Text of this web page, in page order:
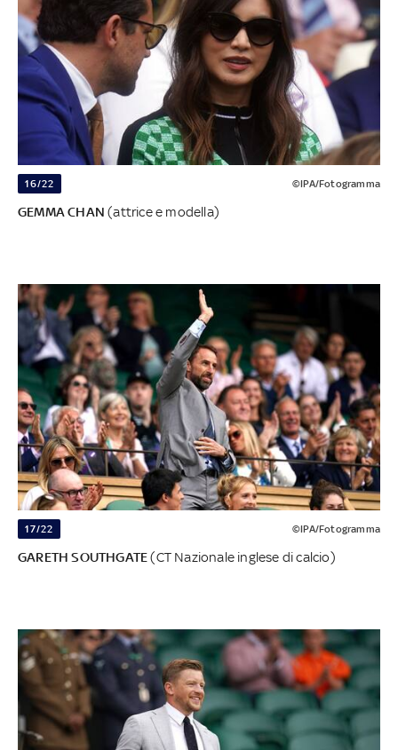
16/22 ©IPA/Fotogramma
GEMMA CHAN (attrice e modella)
17/22 ©IPA/Fotogramma
GARETH SOUTHGATE(CT Nazionale inglese di calcio)